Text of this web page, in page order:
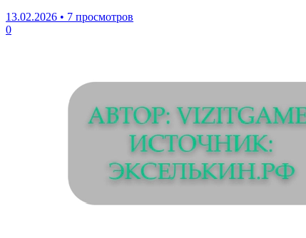
13.02.2026 • 7 просмотров
0